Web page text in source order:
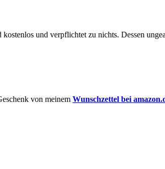
und ver­pflich­tet zu nichts. Dessen
von meinem Wunschzettel bei